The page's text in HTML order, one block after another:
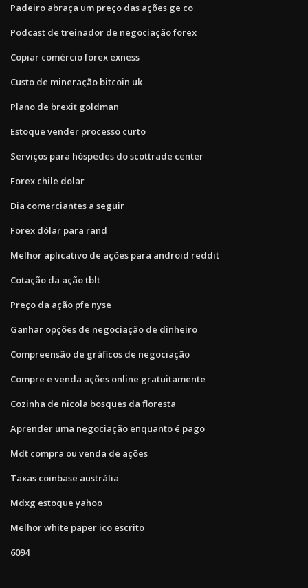
Padeiro abraça um preço das ações ge co
Podcast de treinador de negociação forex
Copiar comércio forex exness
Custo de mineração bitcoin uk
Plano de brexit goldman
Estoque vender processo curto
Serviços para hóspedes do scottrade center
Forex chile dolar
Dia comerciantes a seguir
Forex dólar para rand
Melhor aplicativo de ações para android reddit
Cotação da ação tblt
Preço da ação pfe nyse
Ganhar opções de negociação de dinheiro
Compreensão de gráficos de negociação
Compre e venda ações online gratuitamente
Cozinha de nicola bosques da floresta
Aprender uma negociação enquanto é pago
Mdt compra ou venda de ações
Taxas coinbase austrália
Mdxg estoque yahoo
Melhor white paper ico escrito
6094